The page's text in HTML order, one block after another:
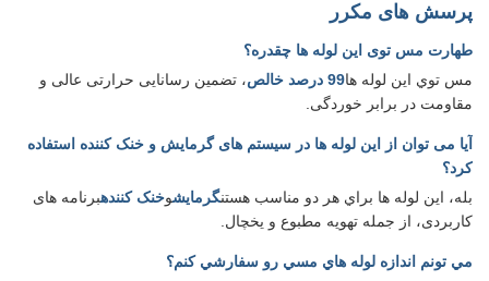
پرسش های مکرر
طهارت مس توی این لوله ها چقدره؟
مس توي اين لوله ها99 درصد خالص
، تضمین رسانایی حرارتی عالی و
مقاومت در برابر خوردگی.
آیا می توان از این لوله ها در سیستم های گرمایش و خنک کننده استفاده
کرد؟
بله، اين لوله ها براي هر دو مناسب هستنگرمایشوخنک کنندهبرنامه های
کاربردی، از جمله تهویه مطبوع و یخچال.
مي تونم اندازه لوله هاي مسي رو سفارشي کنم؟